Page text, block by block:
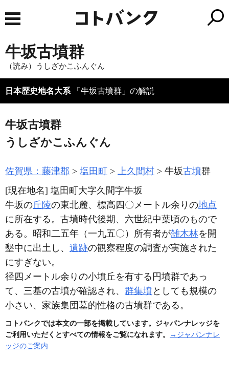
牛坂古墳群
（読み）うしざかこふんぐん
日本歴史地名大系 「牛坂古墳群」の解説
牛坂古墳群
うしざかこふんぐん
佐賀県：藤津郡 塩田町 上久間村 牛坂古墳群
[現在地名] 塩田町大字久間字牛坂
牛坂の丘陵の東北麓、標高四〇メートル余りの地点
に所在する。古墳時代後期、六世紀中葉頃のもので
ある。昭和二五年 （一九五〇） 所有者が雑木林を開
墾中に出土し、 遺跡の観察程度の調査が実施された
にすぎない。
径四メートル余りの小墳丘を有する円墳群であっ
て、三基の古墳が確認され、 群集墳としても規模の
小さい、家族集団墓的性格の古墳群である。
コトバンクでは本文の一部を掲載しています。ジャパンナレッジを
ご利用いただくとすべての情報をご覧になれます。
→ジャパンナレ
ッジのご案内